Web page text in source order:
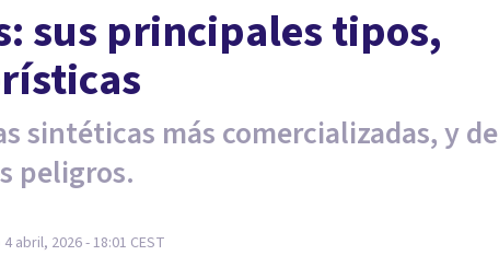
sus principales tipos,
sintéticas más comercializadas, y de
peligros.
4 abril, 2026 - 18:01 CEST